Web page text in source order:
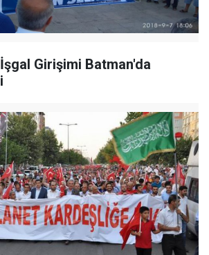
Girişimi Batman'da